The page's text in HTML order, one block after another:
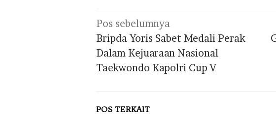
Navigasi
pos
Pos sebelumnya
Bripda Yoris Sabet Medali Perak
Dalam Kejuaraan Nasional
Taekwondo Kapolri Cup V
POS TERKAIT